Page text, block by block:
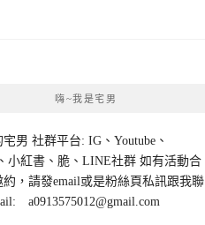
嗨~我是宅男
宅男 社群平台: IG、Youtube、
小紅書、脆、LINE社群 如有活動合
約，請發email或是粉絲頁私訊跟我聯
a0913575012@gmail.com